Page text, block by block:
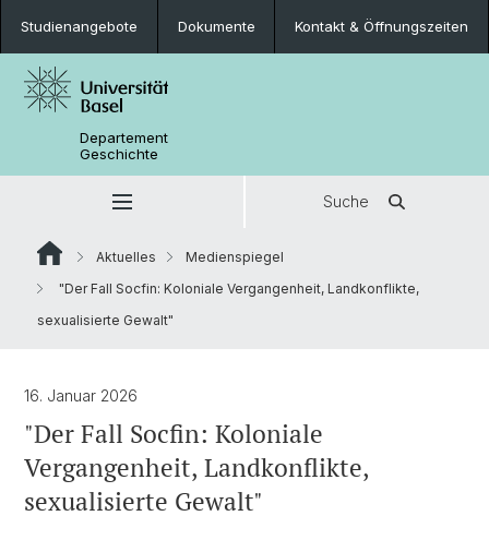
Studienangebote Dokumente Kontakt & Öffnungszeiten
Departement
Geschichte
Suche
Aktuelles
Medienspiegel
"Der Fall Socfin: Koloniale Vergangenheit, Landkonflikte,
sexualisierte Gewalt"
16. Januar 2026
"Der Fall Socfin: Koloniale
Vergangenheit, Landkonflikte,
sexualisierte Gewalt"